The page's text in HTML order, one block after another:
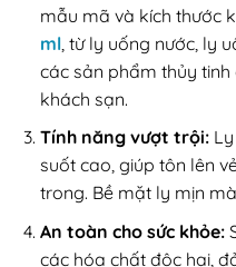
mẫu mã và kích thước
ml, từ ly uống nước, ly
các sản phẩm thủy
khách sạn.
Tính năng vượt trội:Ly
suốt cao, giúp tôn lên
trong. Bề mặt ly mịn
An toàn cho sức khỏe:
các hóa chất độc hại,